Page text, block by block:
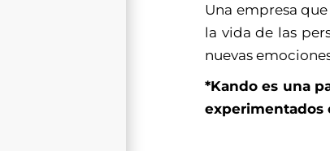
Una empresa
la vida de las
nuevas
*Kando es una
experimentados